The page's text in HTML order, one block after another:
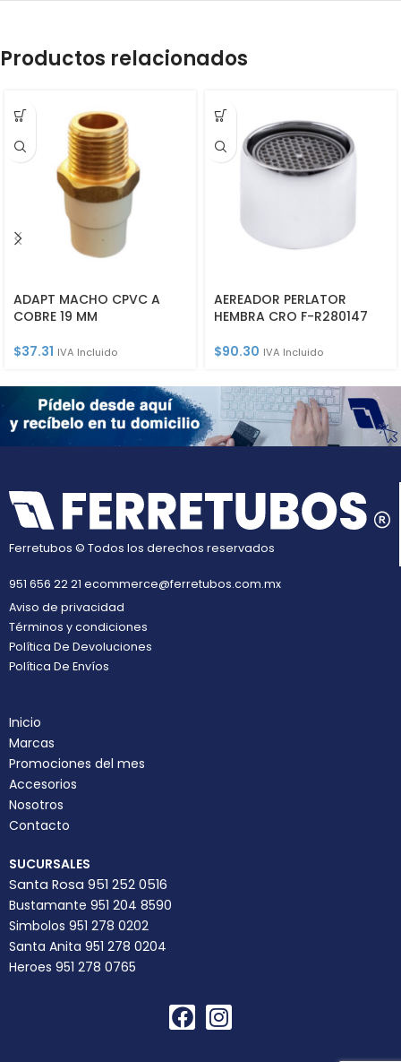
Productos relacionados
ADAPT MACHO CPVC A
COBRE 19 MM
$37.31 IVA Incluido
AEREADOR PERLATOR
HEMBRA CRO F-R280147
$90.30 IVA Incluido
Ferretubos © Todos los derechos reservados
951 656 22 21 ecommerce@ferretubos.com.mx
Aviso de privacidad
Términos y condiciones
Política De Devoluciones
Política De Envíos
Inicio
Marcas
Promociones del mes
Accesorios
Nosotros
Contacto
SUCURSALES
Santa Rosa 951 252 0516
Bustamante 951 204 8590
Simbolos 951 278 0202
Santa Anita 951 278 0204
Heroes 951 278 0765